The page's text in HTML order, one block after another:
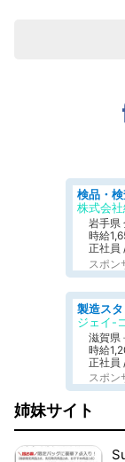
株式会
岩手県
時給
正社員
スポン
ジェイ-
滋賀県
時給
正社員
スポン
姉妹サイト